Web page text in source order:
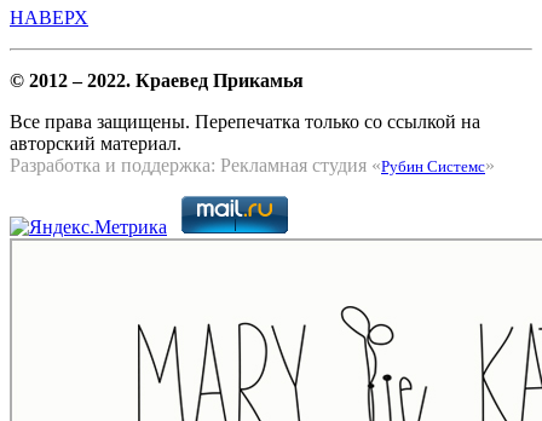
НАВЕРХ
© 2012 – 2022. Краевед Прикамья
Все права защищены. Перепечатка только со ссылкой на
авторский материал.
Разработка и поддержка: Рекламная студия «Рубин Системс»